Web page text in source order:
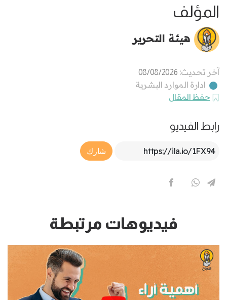
المؤلف
هيئة التحرير
آخر تحديث: 08/08/2026
ادارة الموارد البشرية
حفظ المقال
رابط الفيديو
Article Link
شارك
فيديوهات مرتبطة